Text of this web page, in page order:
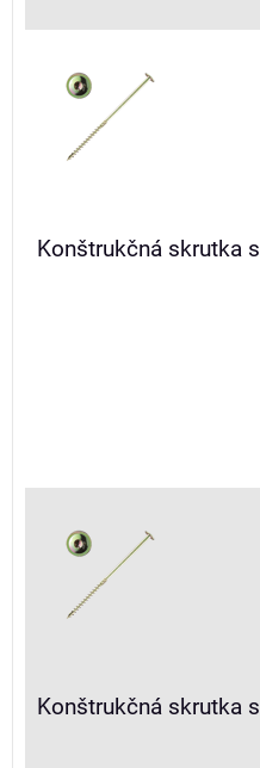
Konštrukčná skrutka
Konštrukčná skrutka